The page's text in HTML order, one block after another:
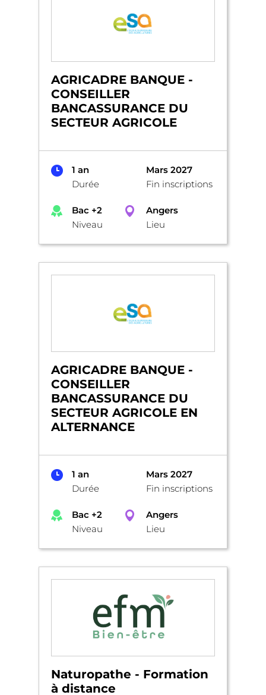
AGRICADRE BANQUE -
CONSEILLER
BANCASSURANCE DU
SECTEUR AGRICOLE
1 an
Durée
Mars 2027
Fin inscriptions
Bac +2
Niveau
Angers
Lieu
AGRICADRE BANQUE -
CONSEILLER
BANCASSURANCE DU
SECTEUR AGRICOLE EN
ALTERNANCE
1 an
Durée
Mars 2027
Fin inscriptions
Bac +2
Niveau
Angers
Lieu
Naturopathe - Formation
à distance